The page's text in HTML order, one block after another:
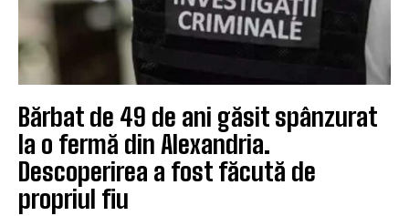
Bărbat de 49 de ani găsit spânzurat
la o fermă din Alexandria.
Descoperirea a fost făcută de
propriul fiu